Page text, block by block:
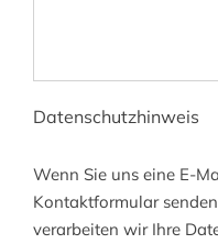
Datenschutzhinweis
Wenn Sie uns eine E-
Kontaktformular
verarbeiten wir Ihre